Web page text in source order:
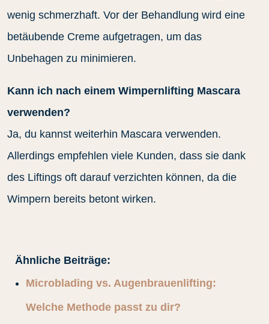
wenig schmerzhaft. Vor der Behandlung wird eine
betäubende Creme aufgetragen, um das
Unbehagen zu minimieren.
Kann ich nach einem Wimpernlifting Mascara
verwenden?
Ja, du kannst weiterhin Mascara verwenden.
Allerdings empfehlen viele Kunden, dass sie dank
des Liftings oft darauf verzichten können, da die
Wimpern bereits betont wirken.
Ähnliche Beiträge:
Microblading vs. Augenbrauenlifting:
Welche Methode passt zu dir?